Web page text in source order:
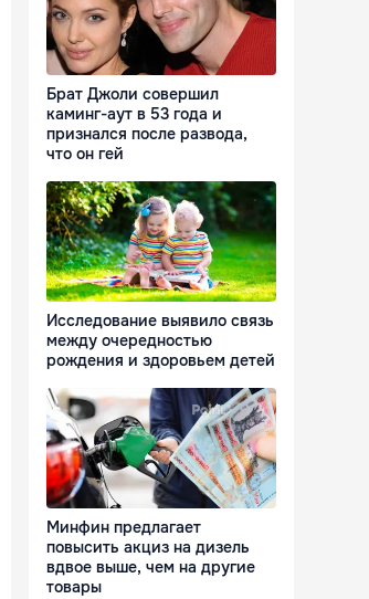
Брат Джоли совершил
каминг-аут в 53 года и
признался после развода,
что он гей
Исследование выявило связь
между очередностью
рождения и здоровьем детей
Минфин предлагает
повысить акциз на дизель
вдвое выше, чем на другие
товары